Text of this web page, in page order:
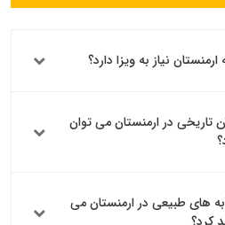
نیاز به ویزا دارد؟
تاریخی در ارمنستان می توان
های طبیعی در ارمنستان می
کرد؟